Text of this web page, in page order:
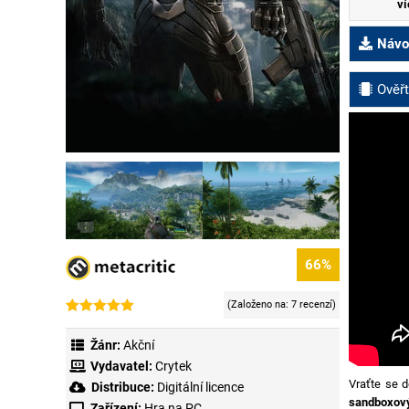
66%
5.00z 5 na
základě
hodnocení
zákazníků
(Založeno na: 7 recenzí)
Žánr: Akční
Vydavatel: Crytek
Distribuce: Digitální licence
Vraťte se